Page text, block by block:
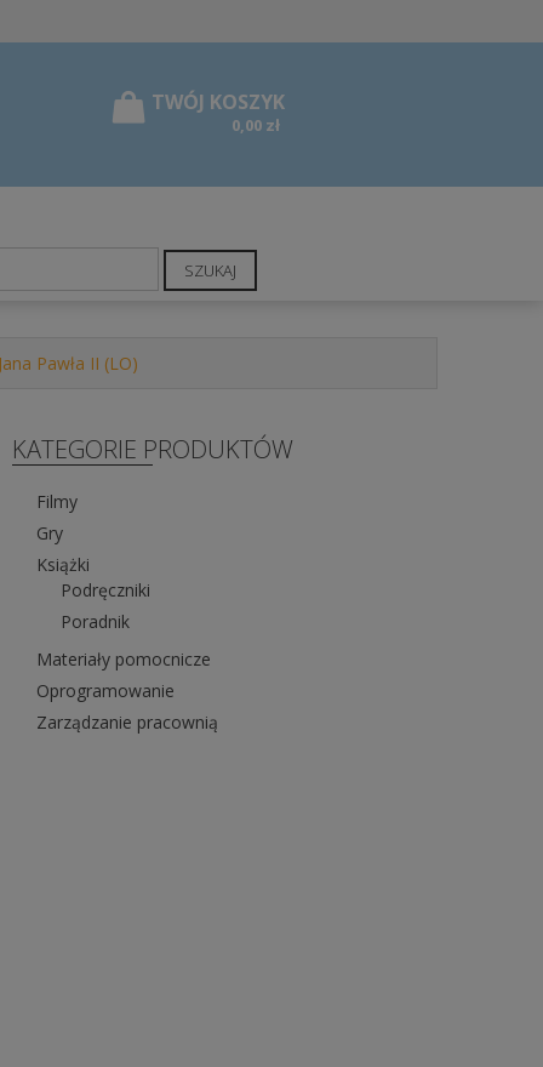
0,00 zł
SZUKAJ
Pawła II (LO)
KATEGORIE PRODUKTÓW
Filmy
Gry
Książki
Podręczniki
Poradnik
Materiały pomocnicze
Oprogramowanie
Zarządzanie pracownią